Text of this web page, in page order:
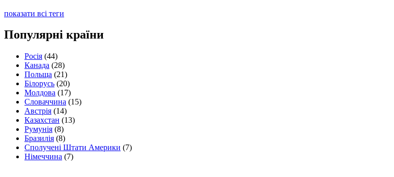
показати всі теги
Популярні країни
Росія (44)
Канада (28)
Польща (21)
Білорусь (20)
Молдова (17)
Словаччина (15)
Австрія (14)
Казахстан (13)
Румунія (8)
Бразилія (8)
Сполучені Штати Америки (7)
Німеччина (7)